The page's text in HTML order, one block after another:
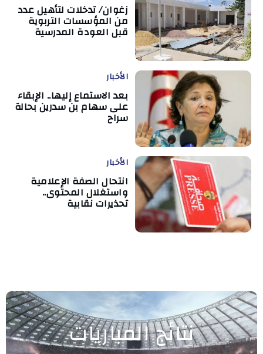
زغوان/ تدخلات لتأهيل عدد
من المؤسسات التربوية
قبل العودة المدرسية
الأخبار
بعد الاستماع إليها.. الإبقاء
على سهام بن سدرين بحالة
سراح
الأخبار
انتحال الصفة الإعلامية
واستغلال المحتوى..
تحذيرات نقابية
نتائج المباريات